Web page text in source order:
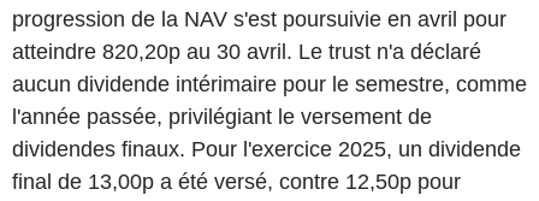
progression de la NAV s'est poursuivie en avril pour
atteindre 820,20p au 30 avril. Le trust n'a déclaré
aucun dividende intérimaire pour le semestre, comme
l'année passée, privilégiant le versement de
dividendes finaux. Pour l'exercice 2025, un dividende
final de 13,00p a été versé, contre 12,50p pour